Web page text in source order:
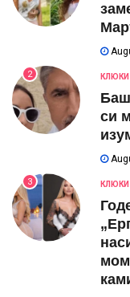
2 КЛЮКИ
си
3 КЛЮКИ